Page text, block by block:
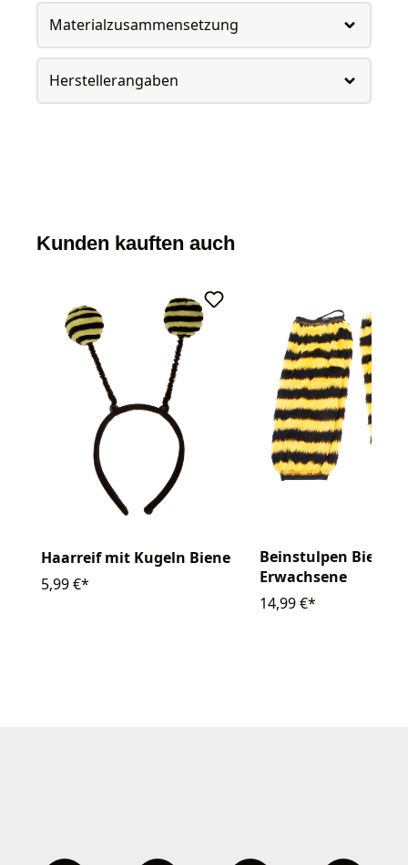
Materialzusammensetzung
Herstellerangaben
Kunden kauften auch
Haarreif mit Kugeln Biene
5,99 €*
Beinstulpen Biene
Erwachsene
14,99 €*